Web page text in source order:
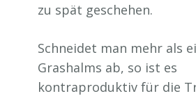
zu spät geschehen.
Schneidet man mehr als
Grashalms ab, so ist es
kontraproduktiv für die